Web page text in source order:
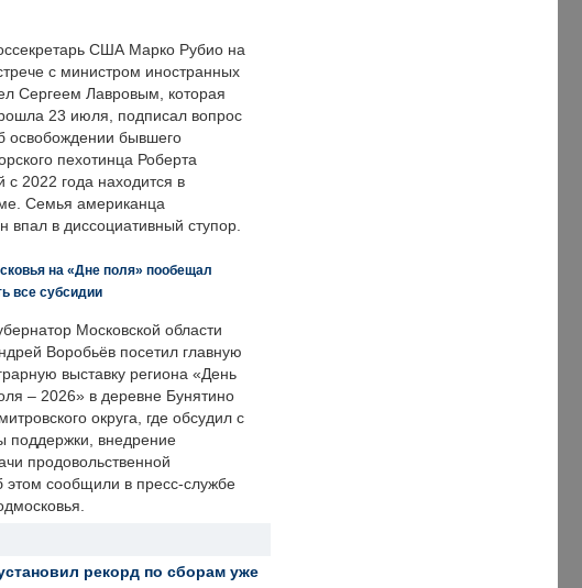
США Марко Рубио на
с министром иностранных
Сергеем Лавровым, которая
23 июля, подписал вопрос
освобождении бывшего
пехотинца Роберта
с 2022 года находится в
Семья американца
впал в диссоциативный ступор.
на «Дне поля» пообещал
все субсидии
Московской области
Воробьёв посетил главную
выставку региона «День
– 2026» в деревне Бунятино
округа, где обсудил с
внедрение
продовольственной
этом сообщили в пресс-службе
рекорд по сборам уже